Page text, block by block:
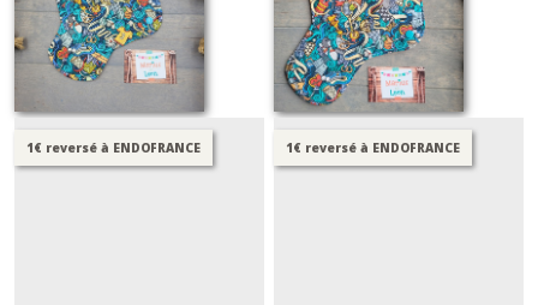
PSL ET SHL
15€25
PSL ET SHL
16€75
1€ reversé à ENDOFRANCE 1€ reversé à ENDOFRANCE